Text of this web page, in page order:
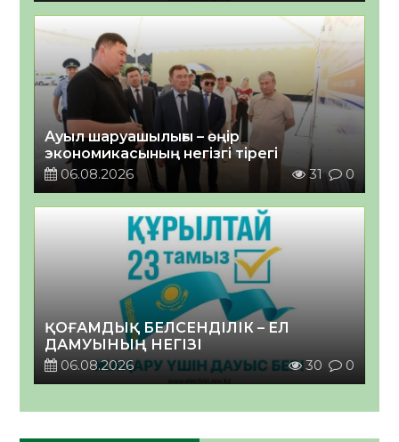
Ауыл шаруашылығы – өңір
экономикасының негізгі тірегі
06.08.2026
31 0
ҚОҒАМДЫҚ БЕЛСЕНДІЛІК – ЕЛ
ДАМУЫНЫҢ НЕГІЗІ
06.08.2026
30 0